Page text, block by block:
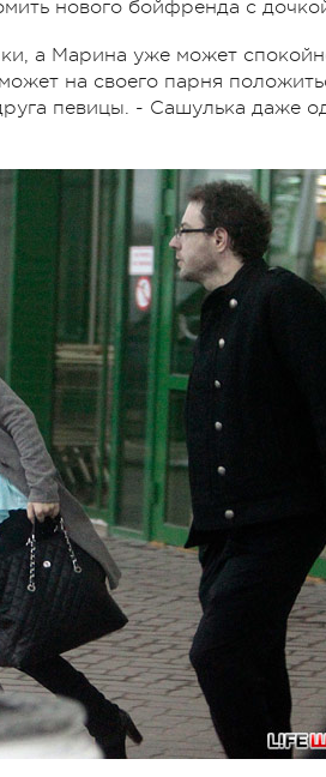
нового бойфренда с
а Марина уже может
на своего парня
певицы. - Сашулька даже